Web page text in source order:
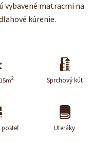
vybavené matracmi na
kúrenie.
15m2 Sprchový kút
posteľ Uteráky